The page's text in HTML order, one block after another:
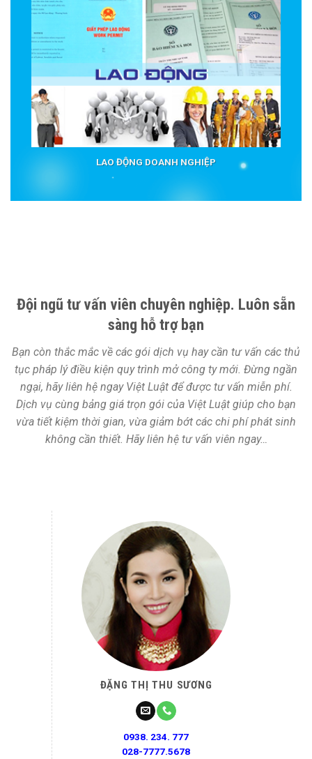
LAO ĐỘNG DOANH NGHIỆP
Đội ngũ tư vấn viên chuyên nghiệp. Luôn sẵn
sàng hỗ trợ bạn
Bạn còn thắc mắc về các gói dịch vụ hay cần tư vấn các thủ
tục pháp lý điều kiện quy trình mở công ty mới. Đừng ngần
ngại, hãy liên hệ ngay Việt Luật để được tư vấn miễn phí.
Dịch vụ cùng bảng giá trọn gói của Việt Luật giúp cho bạn
vừa tiết kiệm thời gian, vừa giảm bớt các chi phí phát sinh
không cần thiết. Hãy liên hệ tư vấn viên ngay…
ĐẶNG THỊ THU SƯƠNG
0938. 234. 777
028-7777.5678